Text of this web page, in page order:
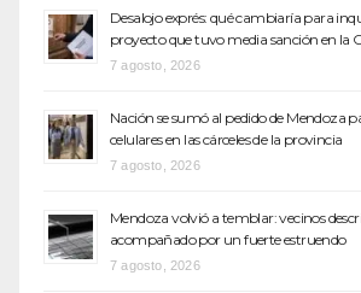
Desalojo exprés: qué cambiaría para
proyecto que tuvo media sanción en la
7 agosto, 2026
Nación se sumó al pedido de Mendoza
celulares en las cárceles de la provincia
7 agosto, 2026
Mendoza volvió a temblar: vecinos
acompañado por un fuerte estruendo
7 agosto, 2026